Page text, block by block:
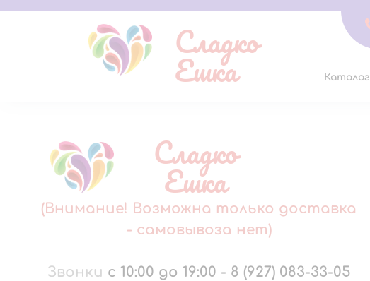
Сладко
Ешка Каталог
Сладко
Ешка
(Внимание! Возможна только доставка
- самовывоза нет)
Звонки с 10:00 до 19:00 - 8 (927) 083-33-05